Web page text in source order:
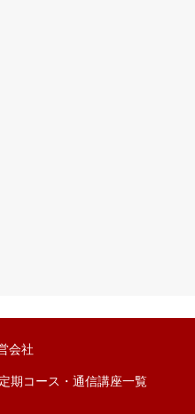
会社
期コース・通信講座一覧